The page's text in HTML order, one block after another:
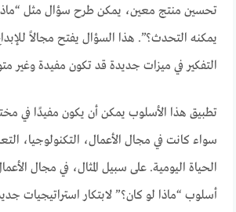
تحسين منتج معين، يمكن طرح سؤال مثل “ماذا
يمكنه التحدث؟”. هذا السؤال يفتح مجالاً
التفكير في ميزات جديدة قد تكون مفيدة وغير
تطبيق هذا الأسلوب يمكن أن يكون مفيدًا في
سواء كانت في مجال الأعمال، التكنولوجيا،
الحياة اليومية. على سبيل المثال، في مجال
أسلوب “ماذا لو كان؟” لابتكار استراتيجيات